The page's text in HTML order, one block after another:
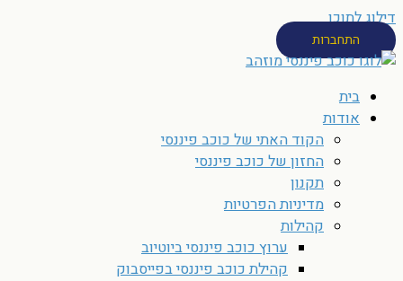
דילוג לתוכן
התחברות
בית
אודות
הקוד האתי של כוכב פיננסי
החזון של כוכב פיננסי
תקנון
מדיניות הפרטיות
קהילות
ערוץ כוכב פיננסי ביוטיוב
קהילת כוכב פיננסי בפייסבוק